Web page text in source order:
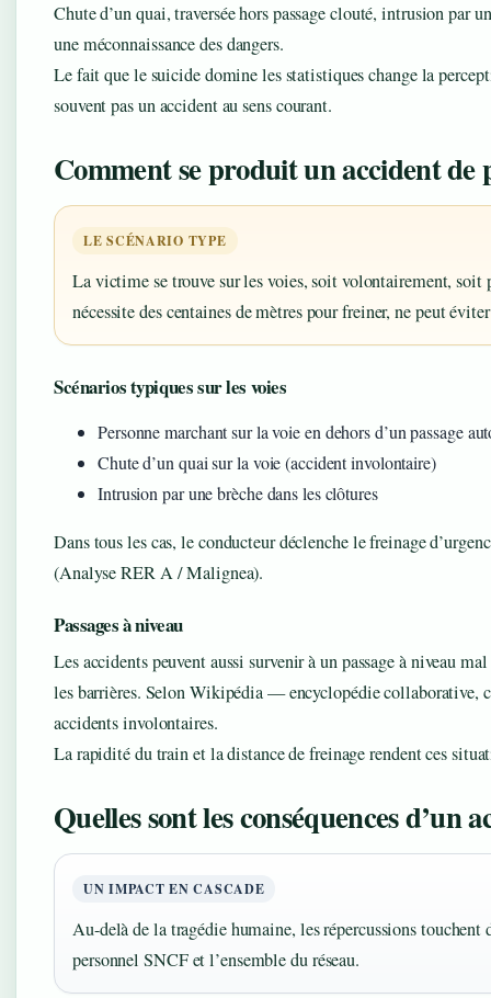
Chute d’un quai, traversée hors passage clouté, intrusion par
une méconnaissance des dangers.
Le fait que le suicide domine les statistiques change la
souvent pas un accident au sens courant.
Comment se produit un accident de
LE SCÉNARIO TYPE
La victime se trouve sur les voies, soit volontairement, soit
nécessite des centaines de mètres pour freiner, ne peut
Scénarios typiques sur les voies
Personne marchant sur la voie en dehors d’un passage
Chute d’un quai sur la voie (accident involontaire)
Intrusion par une brèche dans les clôtures
Dans tous les cas, le conducteur déclenche le freinage
(Analyse RER A / Malignea).
Passages à niveau
Les accidents peuvent aussi survenir à un passage à niveau
les barrières. Selon Wikipédia — encyclopédie collaborative,
accidents involontaires.
La rapidité du train et la distance de freinage rendent ces
Quelles sont les conséquences d’un
UN IMPACT EN CASCADE
Au-delà de la tragédie humaine, les répercussions touchent
personnel SNCF et l’ensemble du réseau.